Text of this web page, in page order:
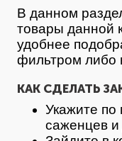
В данном
товары данной
удобнее
фильтром либо
КАК СДЕЛАТЬ
Укажите по
саженцев и